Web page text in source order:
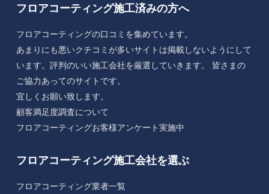
フロアコーティング施工済みの方へ
フロアコーティングの口コミを集めています。
あまりにも悪いクチコミが多いサイトは掲載しないようにして
います。評判のいい施工会社を厳選していきます。 皆さまの
ご協力あってのサイトです。
宜しくお願い致します。
顧客満足度調査について
フロアコーティングお客様アンケート実施中
フロアコーティング施工会社を選ぶ
フロアコーティング業者一覧